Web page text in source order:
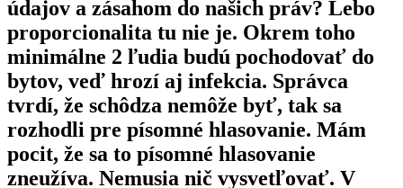
údajov a zásahom do našich práv? Lebo
proporcionalita tu nie je. Okrem toho
minimálne 2 ľudia budú pochodovať do
bytov, veď hrozí aj infekcia. Správca
tvrdí, že schôdza nemôže byť, tak sa
rozhodli pre písomné hlasovanie. Mám
pocit, že sa to písomné hlasovanie
zneužíva. Nemusia nič vysvetľovať. V